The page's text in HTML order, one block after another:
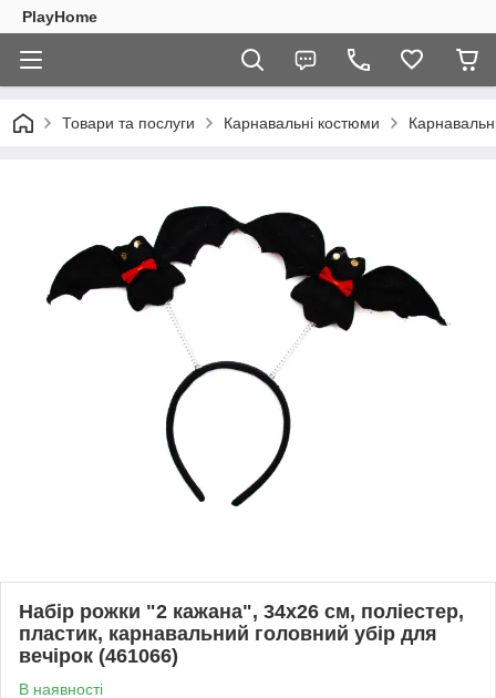
PlayHome
Товари та послуги Карнавальні костюми
Набір рожки "2 кажана", 34х26 см, поліестер,
пластик, карнавальний головний убір для
вечірок (461066)
В наявності